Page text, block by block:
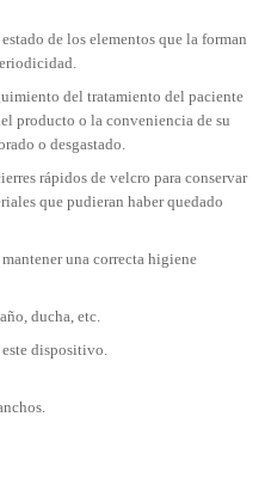
de los elementos que la forman
del tratamiento del paciente
producto o la conveniencia de su
o desgastado.
rápidos de velcro para conservar
que pudieran haber quedado
una correcta higiene
ducha, etc.
dispositivo.